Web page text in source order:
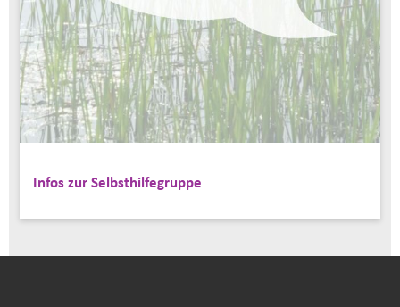
Infos zur Selbsthilfegruppe